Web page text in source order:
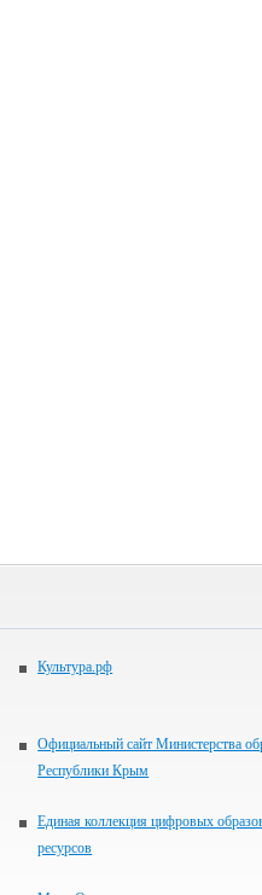
Культура.рф
Официальный сайт Министерства
Республики Крым
Единая коллекция цифровых
ресурсов